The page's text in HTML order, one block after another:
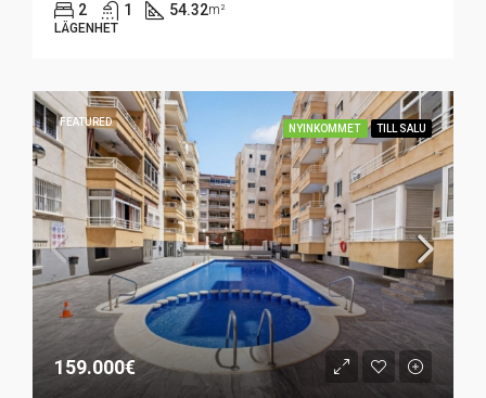
2 1 54.32m²
LÄGENHET
FEATURED
NYINKOMMET TILL SALU
159.000€